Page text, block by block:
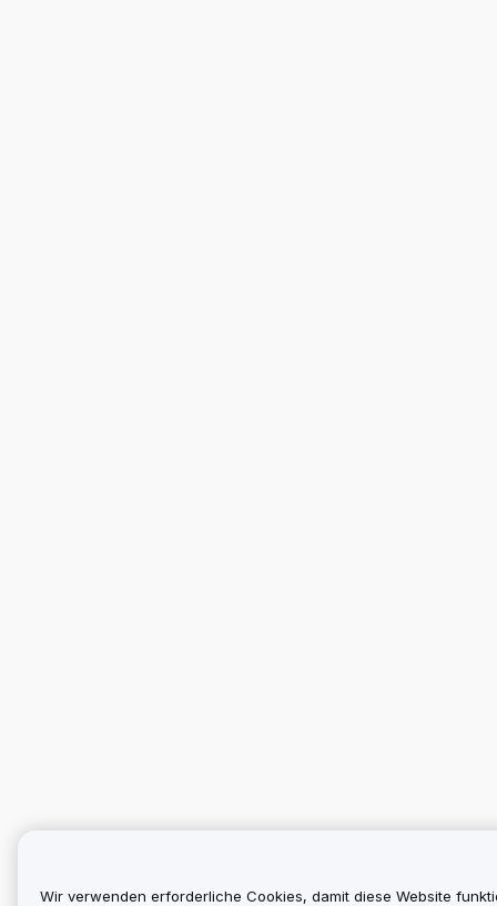
Wir verwenden erforderliche Cookies, damit diese Website